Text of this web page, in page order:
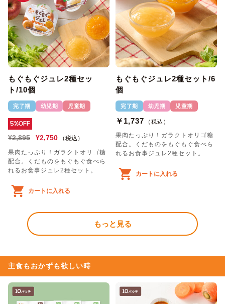
もぐもぐジュレ2種セッ
ト/10個
完了期 幼児期 児童期
5%OFF
¥2,895 ¥2,750
（税込）
果肉たっぷり！ガラクトオリゴ糖
配合。くだものをもぐもぐ食べら
れるお食事ジュレ2種セット。
カートに入れる
もぐもぐジュレ2種セット/6
個
完了期 幼児期 児童期
￥1,737 （税込）
果肉たっぷり！ガラクトオリゴ糖
配合。くだものをもぐもぐ食べら
れるお食事ジュレ2種セット。
カートに入れる
もっと見る
主食もおかずも欲しい時